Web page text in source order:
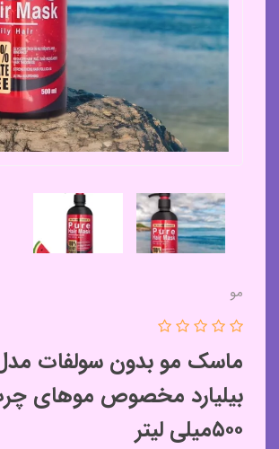
مو
ماسک مو بدون سولفات مدل
بیلیارد مخصوص موهای
۵۰۰میلی لیتر